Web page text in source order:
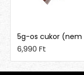
6,990 Ft